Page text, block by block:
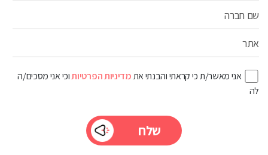
שם חברה
אתר
אני מאשר/ת כי קראתי והבנתי אתמדיניות הפרטיותוכי אני מסכים/ה
לה